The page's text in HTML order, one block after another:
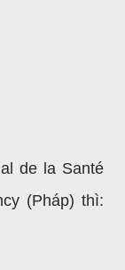
de la Santé
(Pháp) thì: